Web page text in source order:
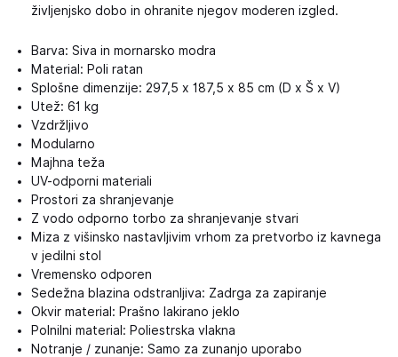
življenjsko dobo in ohranite njegov moderen izgled.
Barva: Siva in mornarsko modra
Material: Poli ratan
Splošne dimenzije: 297,5 x 187,5 x 85 cm (D x Š x V)
Utež: 61 kg
Vzdržljivo
Modularno
Majhna teža
UV-odporni materiali
Prostori za shranjevanje
Z vodo odporno torbo za shranjevanje stvari
Miza z višinsko nastavljivim vrhom za pretvorbo iz kavnega
v jedilni stol
Vremensko odporen
Sedežna blazina odstranljiva: Zadrga za zapiranje
Okvir material: Prašno lakirano jeklo
Polnilni material: Poliestrska vlakna
Notranje / zunanje: Samo za zunanjo uporabo